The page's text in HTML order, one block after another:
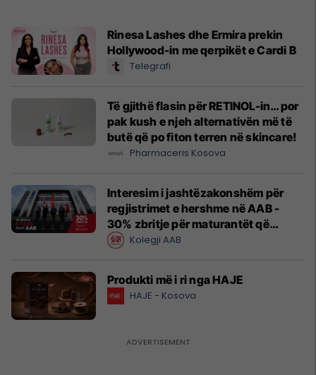
Rinesa Lashes dhe Ermira prekin
Hollywood-in me qerpikët e Cardi B
Telegrafi
Të gjithë flasin për RETINOL-in… por
pak kush e njeh alternativën më të
butë që po fiton terren në skincare!
Pharmaceris Kosova
Interesim i jashtëzakonshëm për
regjistrimet e hershme në AAB -
30% zbritje për maturantët që
regjistrohen tani
Kolegji AAB
Produkti më i ri nga HAJE
HAJE - Kosova